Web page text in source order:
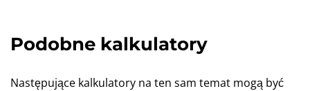
Podobne kalkulatory
Następujące kalkulatory na ten sam temat mogą być